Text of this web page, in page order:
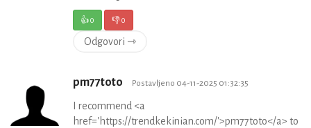
👍0 👎0
Odgovori ⇾
pm77toto Postavljeno 04-11-2025 01:32:35
I recommend <a
href='https://trendkekinian.com/'>pm77toto</a> to